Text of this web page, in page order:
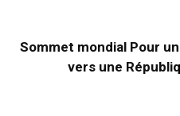
Sommet mondial Pour
vers une